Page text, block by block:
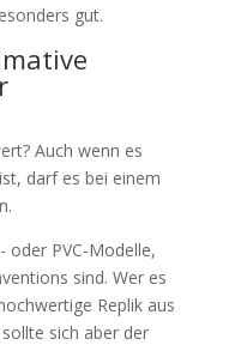
gut.
Auch wenn es
darf es bei einem
oder PVC-Modelle,
sind. Wer es
Replik aus
sich aber der